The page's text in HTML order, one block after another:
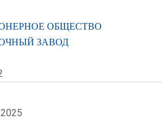
ОБЩЕСТВО
ЗАВОД